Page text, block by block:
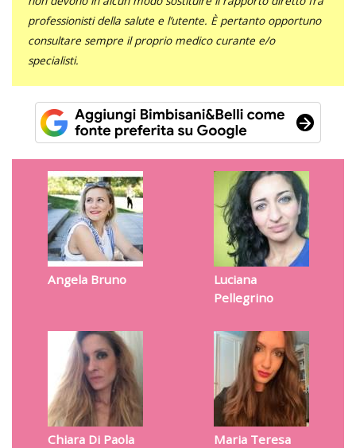
professionisti della salute e l’utente. È pertanto opportuno
consultare sempre il proprio medico curante e/o
specialisti.
Angela Bruno
Luciana
Pellegrino
Chiara Di Paola
Maria Teresa